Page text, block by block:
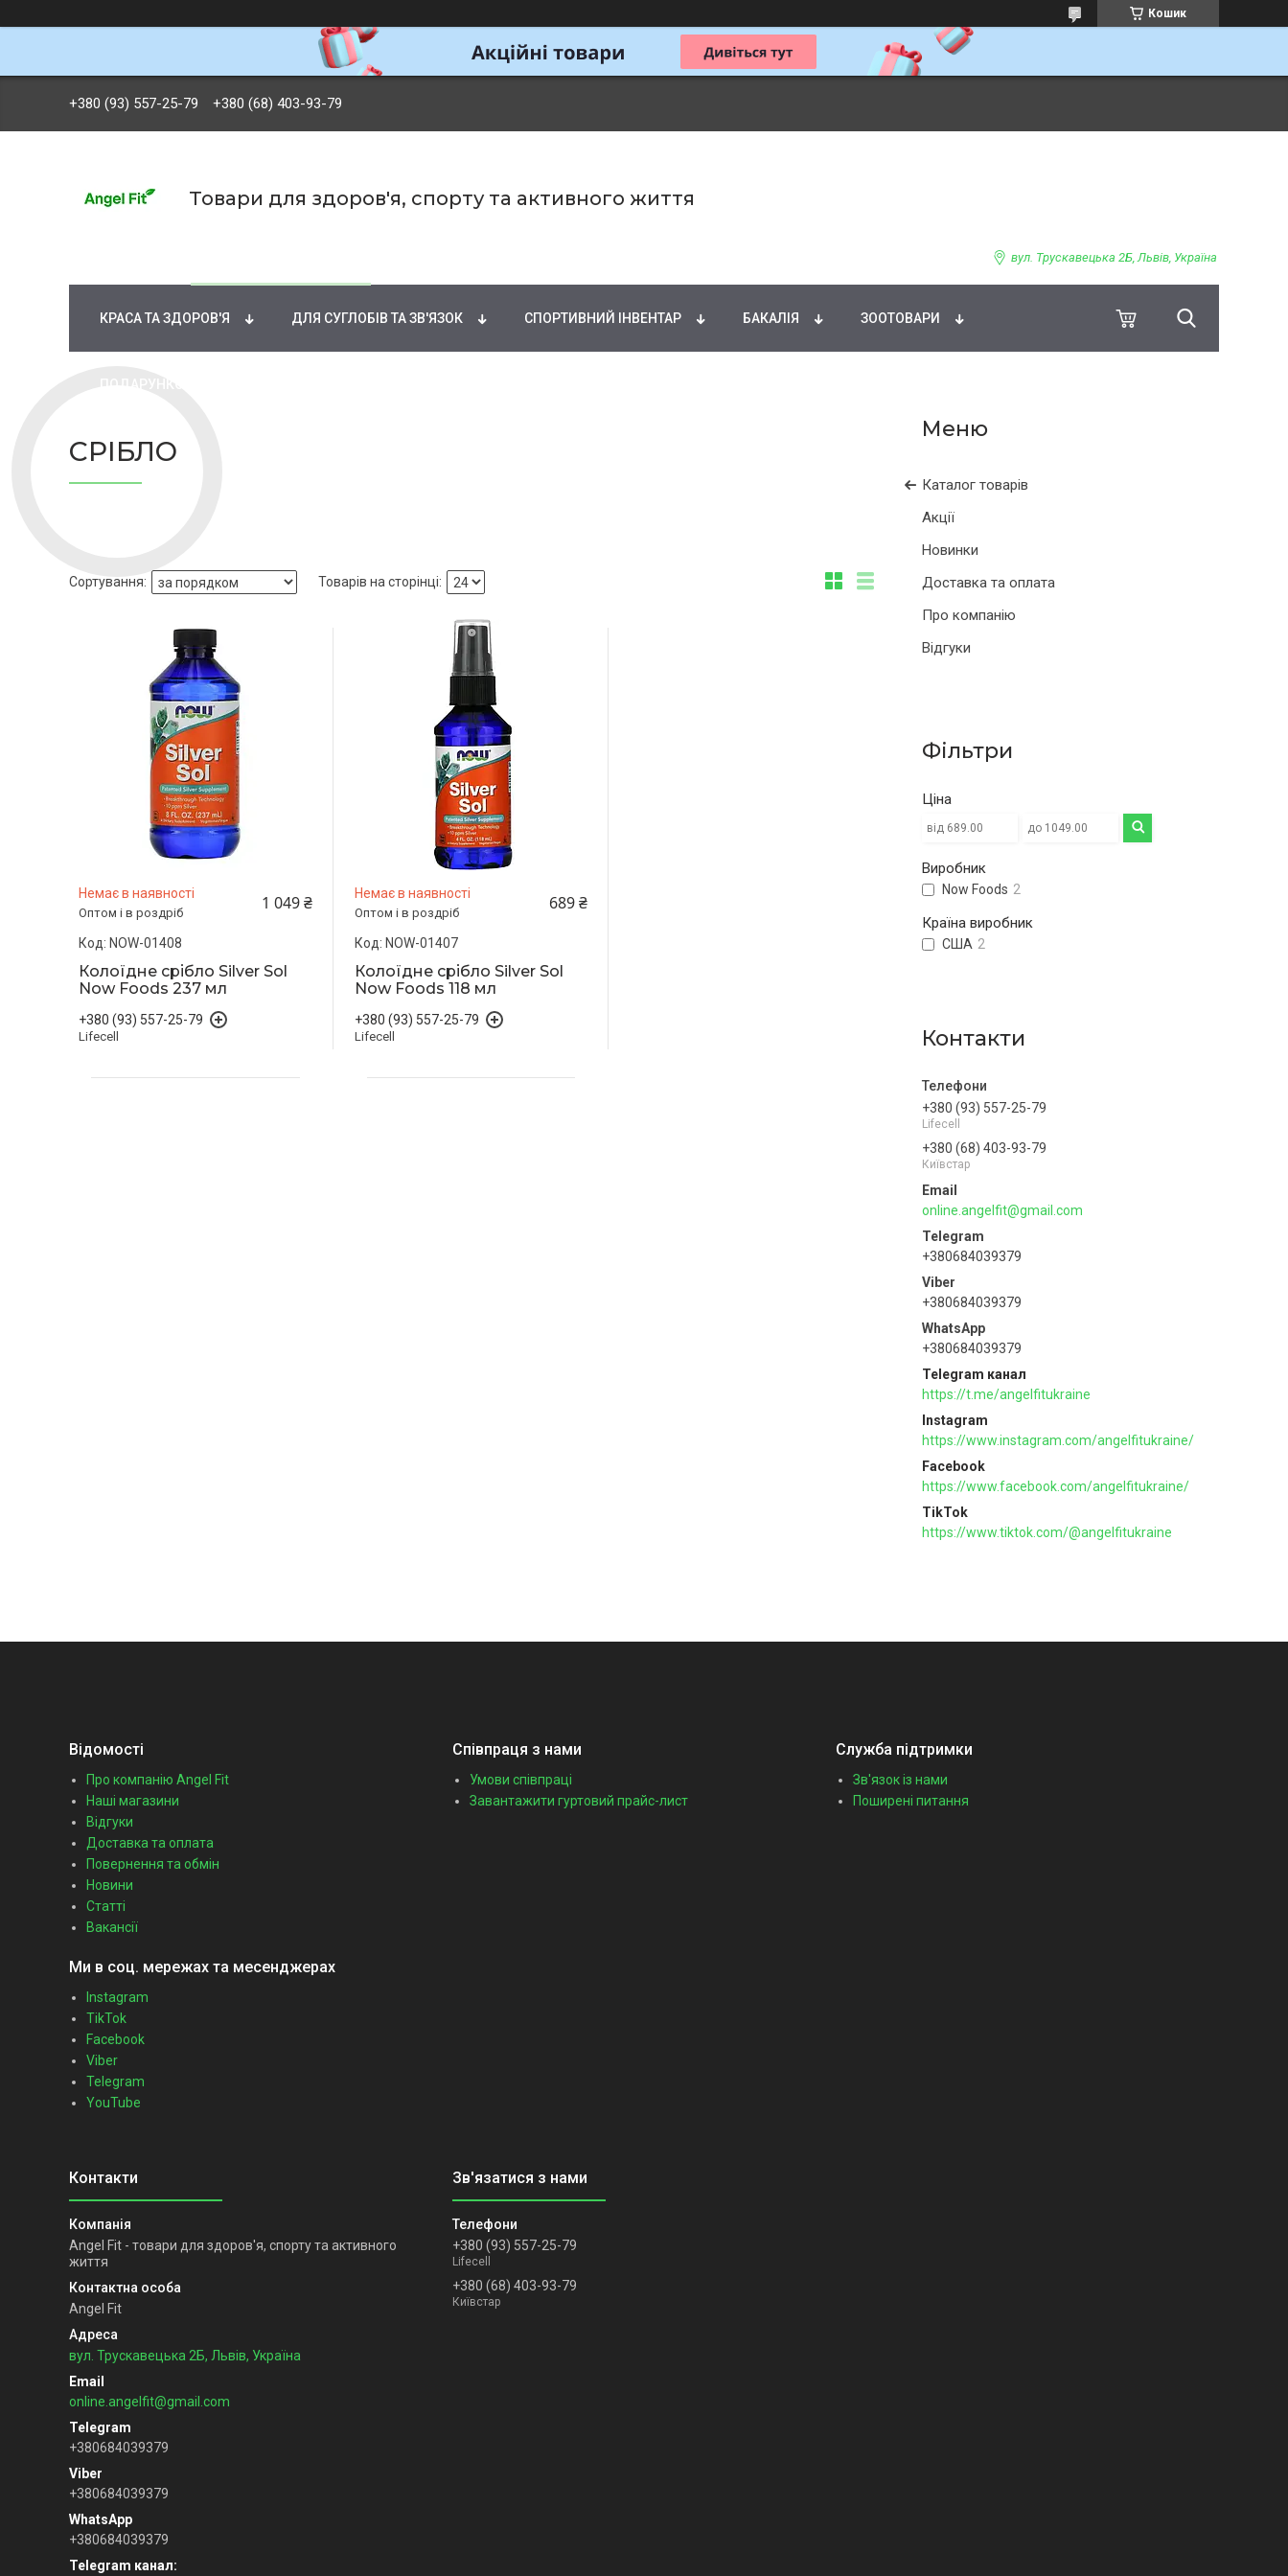
Кошик
+380 (93) 557-25-79 +380 (68) 403-93-79
Товари для здоров'я, спорту та активного життя
вул. Трускавецька 2Б, Львів, Україна
КРАСА ТА ЗДОРОВ'Я ДЛЯ СУГЛОБІВ ТА ЗВ'ЯЗОК СПОРТИВНИЙ ІНВЕНТАР БАКАЛІЯ ЗООТОВАРИ
Каталог товарів
Акції
Новинки
Доставка та оплата
Про компанію
Відгуки
Фільтри
Ціна
Виробник
Now Foods 2
Країна виробник
США 2
Контакти
+380 (93) 557-25-79
Lifecell
+380 (68) 403-93-79
Київстар
online.angelfit@gmail.com
+380684039379
+380684039379
+380684039379
Telegram канал
https://t.me/angelfitukraine
Instagram
https://www.instagram.com/angelfitukraine/
Facebook
https://www.facebook.com/angelfitukraine/
TikTok
https://www.tiktok.com/@angelfitukraine
СРІБЛО
Немає в наявності
Оптом і в роздріб 1 049 ₴
NOW-01408
Колоїдне срібло Silver Sol
Now Foods 237 мл
+380 (93) 557-25-79
Lifecell
Немає в наявності
Оптом і в роздріб 689 ₴
NOW-01407
Колоїдне срібло Silver Sol
Now Foods 118 мл
+380 (93) 557-25-79
Lifecell
Відомості
Про компанію Angel Fit
Наші магазини
Відгуки
Доставка та оплата
Повернення та обмін
Новини
Статті
Вакансії
Співпраця з нами
Умови співпраці
Завантажити гуртовий прайс-лист
Служба підтримки
Зв'язок із нами
Поширені питання
Ми в соц. мережах та месенджерах
Instagram
TikTok
Facebook
Viber
Telegram
YouTube
Angel Fit - товари для здоров'я, спорту та активного
життя
Angel Fit
вул. Трускавецька 2Б, Львів, Україна
online.angelfit@gmail.com
+380684039379
+380684039379
+380684039379
Telegram канал
+380 (93) 557-25-79
Lifecell
+380 (68) 403-93-79
Київстар